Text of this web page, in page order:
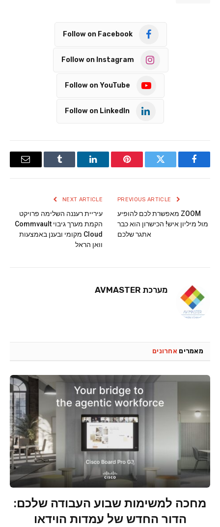
Follow on Facebook
Follow on Instagram
Follow on YouTube
Follow on LinkedIn
Facebook
Twitter
Pinterest
LinkedIn
Tumblr
Email
ZOOM מאפשרת לכם להופיע
מול מיליון איש! הכישרון הוא כבר
אתגר שלכם
NEXT ARTICLE
עיריית רעננה השלימה פרויקט
הקמת מערך גיבוי Commvault
Cloud מקומי ובענן באמצעות
וואן הראל
מערכת AVMASTER
מאמרים אחרונים
מחכה למשימות שבוע העבודה שלכם:
הדור החדש של עמדות הוידאו